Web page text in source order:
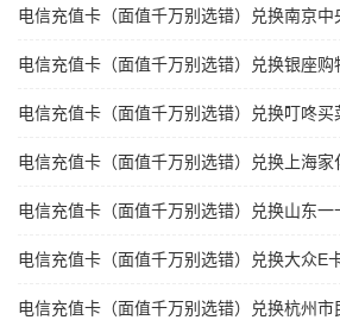
电信充值卡（面值千万别选错）兑换南京中
电信充值卡（面值千万别选错）兑换银座购
电信充值卡（面值千万别选错）兑换叮咚买
电信充值卡（面值千万别选错）兑换上海家
电信充值卡（面值千万别选错）兑换山东一
电信充值卡（面值千万别选错）兑换大众E
电信充值卡（面值千万别选错）兑换杭州市